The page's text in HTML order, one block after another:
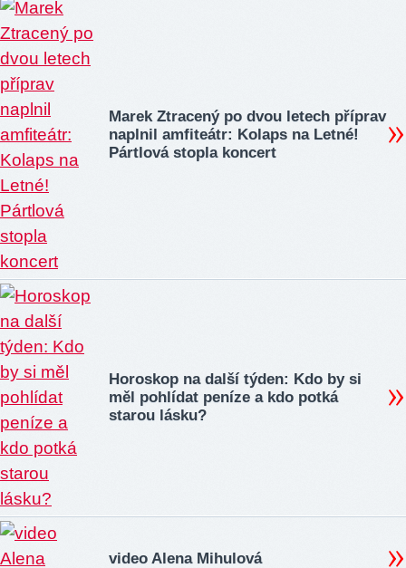
Marek Ztracený po dvou letech příprav
naplnil amfiteátr: Kolaps na Letné!
Pártlová stopla koncert
Horoskop na další týden: Kdo by si
měl pohlídat peníze a kdo potká
starou lásku?
video Alena Mihulová